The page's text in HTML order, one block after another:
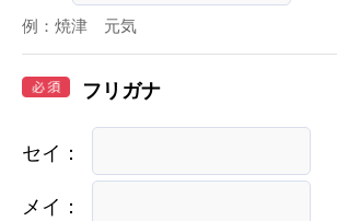
例：焼津 元気
フリガナ
セイ ：
メイ ：